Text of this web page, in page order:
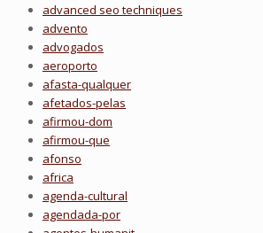
advanced seo techniques
advento
advogados
aeroporto
afasta-qualquer
afetados-pelas
afirmou-dom
afirmou-que
afonso
africa
agenda-cultural
agendada-por